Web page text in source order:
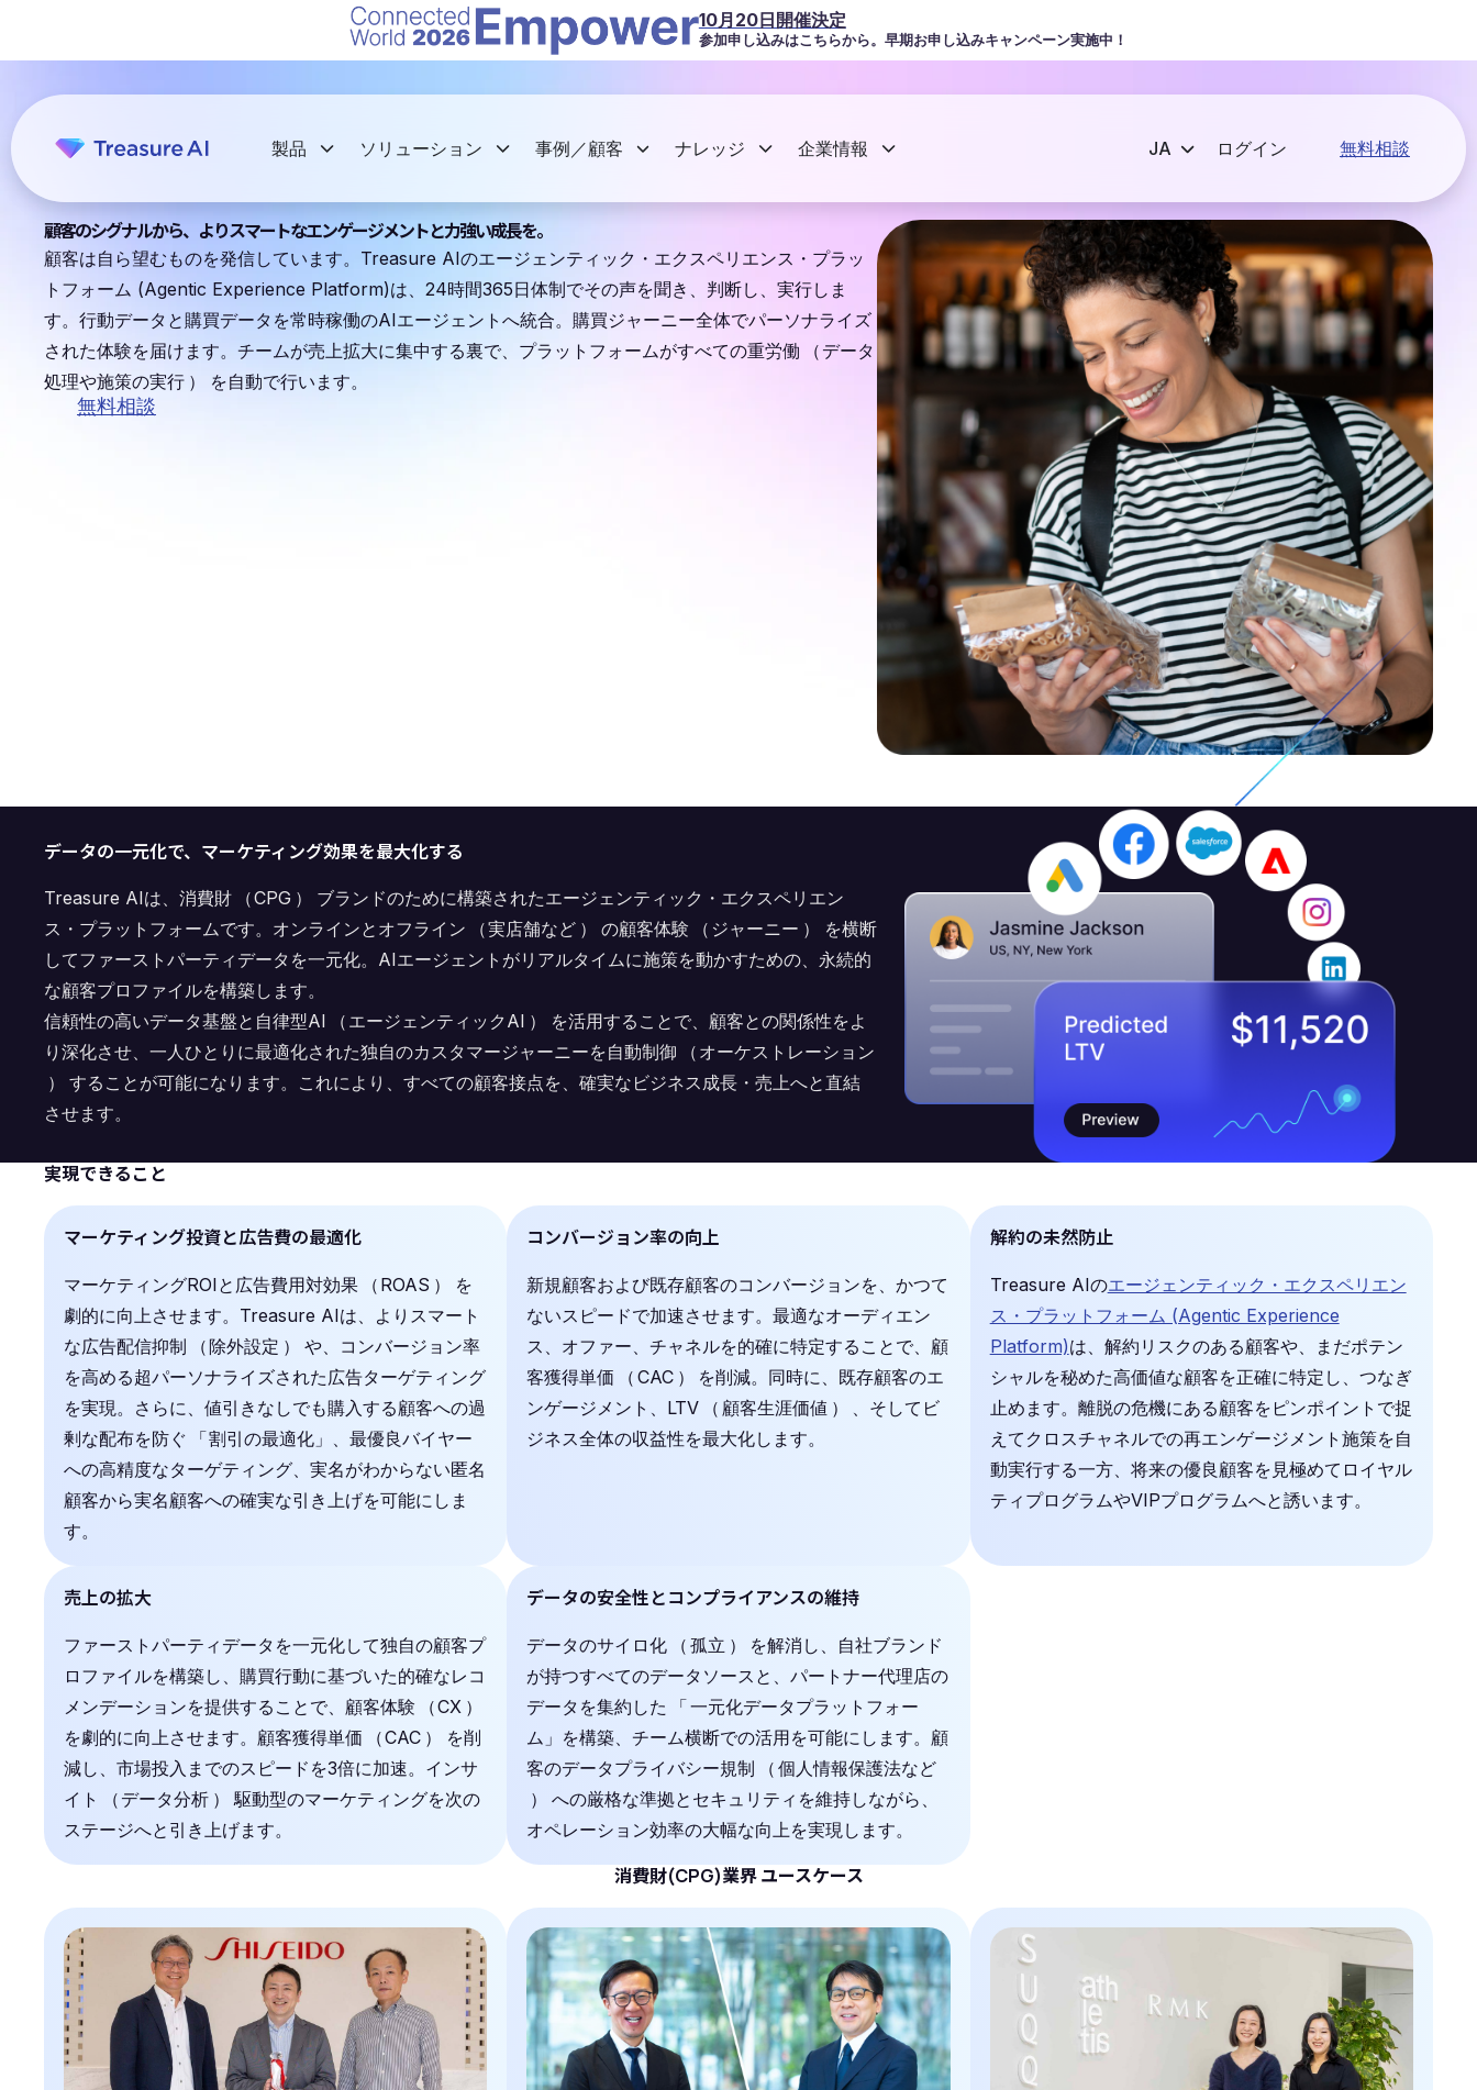
製品 ソリューション 事例／顧客 ナレッジ 企業情報 ログイン 無料相談
10月20日開催決定
参加申し込みはこちらから。早期お申し込みキャンペーン実施中！
顧客のシグナルから、よりスマートなエンゲージメントと力強い成長を。
顧客は自ら望むものを発信しています。Treasure AIのエージェンティック・エクスペリエンス・プラッ
トフォーム (Agentic Experience Platform)は、24時間365日体制でその声を聞き、判断し、実行しま
す。行動データと購買データを常時稼働のAIエージェントへ統合。購買ジャーニー全体でパーソナライズ
された体験を届けます。チームが売上拡大に集中する裏で、プラットフォームがすべての重労働
（ データ
処理や施策の実行 ） を自動で行います。
無料相談
データの一元化で、マーケティング効果を最大化する
Treasure AIは、消費財 （CPG ） ブランドのために構築されたエージェンティック・エクスペリエン
ス・プラットフォームです。オンラインとオフライン （実店舗など ） の顧客体験 （ ジャーニー ）
を横断
してファーストパーティデータを一元化。AIエージェントがリアルタイムに施策を動かすための、永続的
な顧客プロファイルを構築します。
信頼性の高いデータ基盤と自律型AI
（ エージェンティックAI ）
を活用することで、顧客との関係性をよ
り深化させ、一人ひとりに最適化された独自のカスタマージャーニーを自動制御
（ オーケストレーション
）
することが可能になります。これにより、すべての顧客接点を、確実なビジネス成長・売上へと直結
させます。
実現できること
マーケティング投資と広告費の最適化
マーケティングROIと広告費用対効果 （ ROAS ）
を
劇的に向上させます。Treasure AIは、よりスマート
な広告配信抑制
（ 除外設定 ） や、コンバージョン率
を高める超パーソナライズされた広告ターゲティング
を実現。さらに、値引きなしでも購入する顧客への過
剰な配布を防ぐ
「割引の最適化」、最優良バイヤー
への高精度なターゲティング、実名がわからない匿名
顧客から実名顧客への確実な引き上げを可能にしま
す。
コンバージョン率の向上
新規顧客および既存顧客のコンバージョンを、かつて
ないスピードで加速させます。最適なオーディエン
ス、オファー、チャネルを的確に特定することで、顧
客獲得単価
（ CAC ）
を削減。同時に、既存顧客のエ
ンゲージメント、LTV
（ 顧客生涯価値 ）
、そしてビ
ジネス全体の収益性を最大化します。
解約の未然防止
Treasure AIのエージェンティック・エクスペリエン
ス・プラットフォーム (Agentic Experience
Platform)は、解約リスクのある顧客や、まだポテン
シャルを秘めた高価値な顧客を正確に特定し、つなぎ
止めます。離脱の危機にある顧客をピンポイントで捉
えてクロスチャネルでの再エンゲージメント施策を自
動実行する一方、将来の優良顧客を見極めてロイヤル
ティプログラムやVIPプログラムへと誘います。
売上の拡大
ファーストパーティデータを一元化して独自の顧客プ
ロファイルを構築し、購買行動に基づいた的確なレコ
メンデーションを提供することで、顧客体験
（CX ）
を劇的に向上させます。顧客獲得単価
（CAC ）
を削
減し、市場投入までのスピードを3倍に加速。インサ
イト
（ データ分析 ） 駆動型のマーケティングを次の
ステージへと引き上げます。
データの安全性とコンプライアンスの維持
データのサイロ化 （ 孤立 ）
を解消し、自社ブランド
が持つすべてのデータソースと、パートナー代理店の
データを集約した
「一元化データプラットフォー
ム」を構築、チーム横断での活用を可能にします。顧
客のデータプライバシー規制
（ 個人情報保護法など
） への厳格な準拠とセキュリティを維持しながら、
オペレーション効率の大幅な向上を実現します。
消費財(CPG)業界 ユースケース